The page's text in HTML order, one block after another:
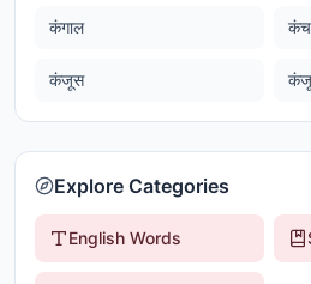
कंगाल
कंजूस
Explore Categories
English Words